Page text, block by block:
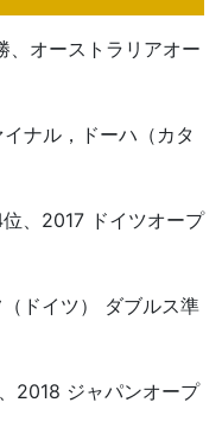
、オーストラリアオー
ナル，ドーハ（カタ
、2017 ドイツオープ
ドイツ） ダブルス準
2018 ジャパンオープ